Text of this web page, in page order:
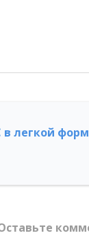
в легкой